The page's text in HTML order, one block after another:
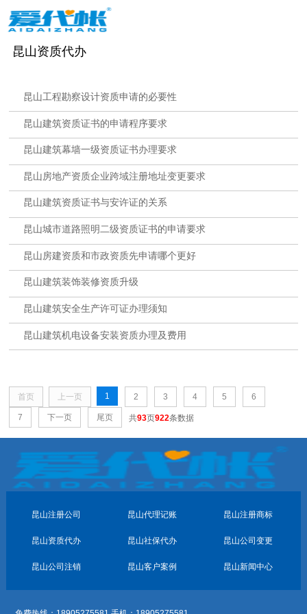
昆山资质代办
昆山工程勘察设计资质申请的必要性
昆山建筑资质证书的申请程序要求
昆山建筑幕墙一级资质证书办理要求
昆山房地产资质企业跨域注册地址变更要求
昆山建筑资质证书与安许证的关系
昆山城市道路照明二级资质证书的申请要求
昆山房建资质和市政资质先申请哪个更好
昆山建筑装饰装修资质升级
昆山建筑安全生产许可证办理须知
昆山建筑机电设备安装资质办理及费用
首页 上一页 1 2 3 4 5 6
7 下一页 尾页 共93页922条数据
昆山注册公司 昆山代理记账 昆山注册商标
昆山资质代办 昆山社保代办 昆山公司变更
昆山公司注销 昆山客户案例 昆山新闻中心